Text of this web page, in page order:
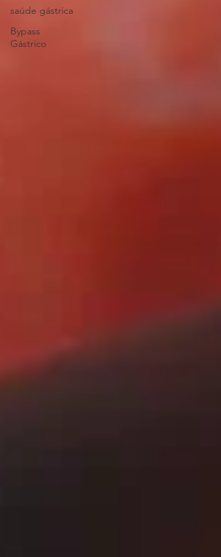
saúde gástrica
Bypass
Gástrico